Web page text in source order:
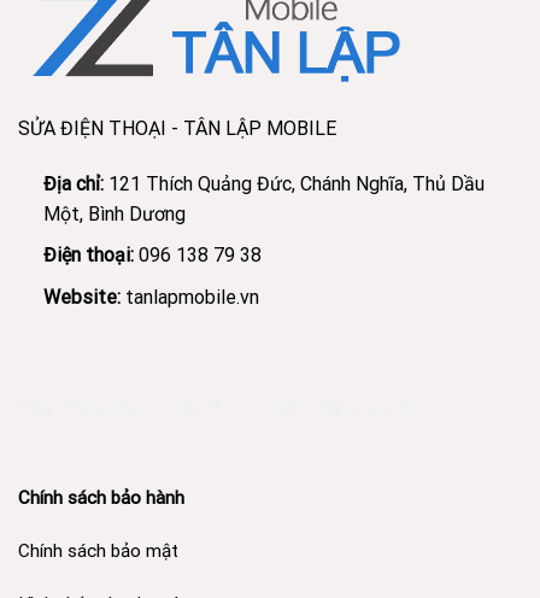
SỬA ĐIỆN THOẠI - TÂN LẬP MOBILE
Địa chỉ: 121 Thích Quảng Đức, Chánh Nghĩa, Thủ Dầu
Một, Bình Dương
Điện thoại: 096 138 79 38
Website: tanlapmobile.vn
Chính sách bảo hành
Chính sách bảo mật